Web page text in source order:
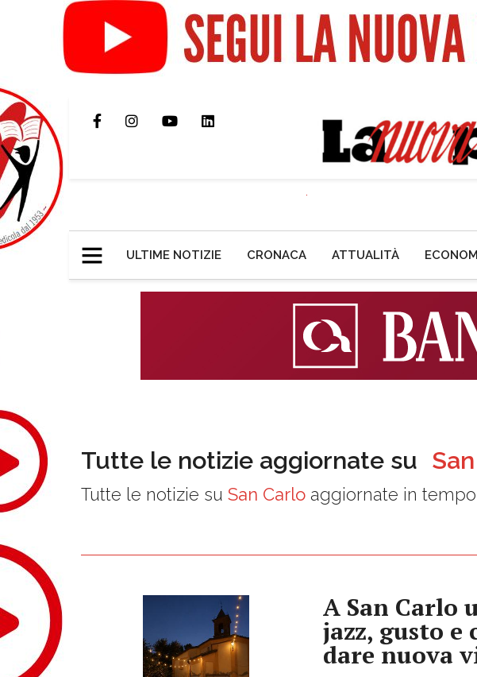
ULTIME NOTIZIE CRONACA ATTUALITÀ
Tutte le notizie aggiornate su
Tutte le notizie su San Carlo aggiornate in
A San Carlo
jazz, gusto e
dare nuova